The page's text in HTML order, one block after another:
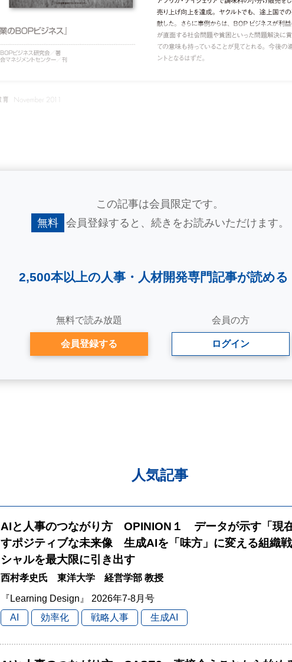
この記事は会員限定です。
無料
会員登録すると、 続きをお読みいただけます。
2,500本以上の人事・ 人材開発専門記事が読める
無料で読み放題
会員登録する
会員の方
ログイン
人気記事
AIと人事のつながり方 OPINION１ データが示す「現
すポジティブな未来像 生成AIを「味方」に変える組織
シャルを最大限に引き出す
西村孝史氏 東洋大学 経営学部 教授
『Learning Design』 2026年7-8月号
AI
効率化 戦略人事 生成AI